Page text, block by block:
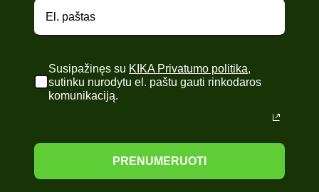
Susipažinęs su KIKA Privatumo politika,
sutinku nurodytu el. paštu gauti rinkodaros
komunikaciją.
PRENUMERUOTI